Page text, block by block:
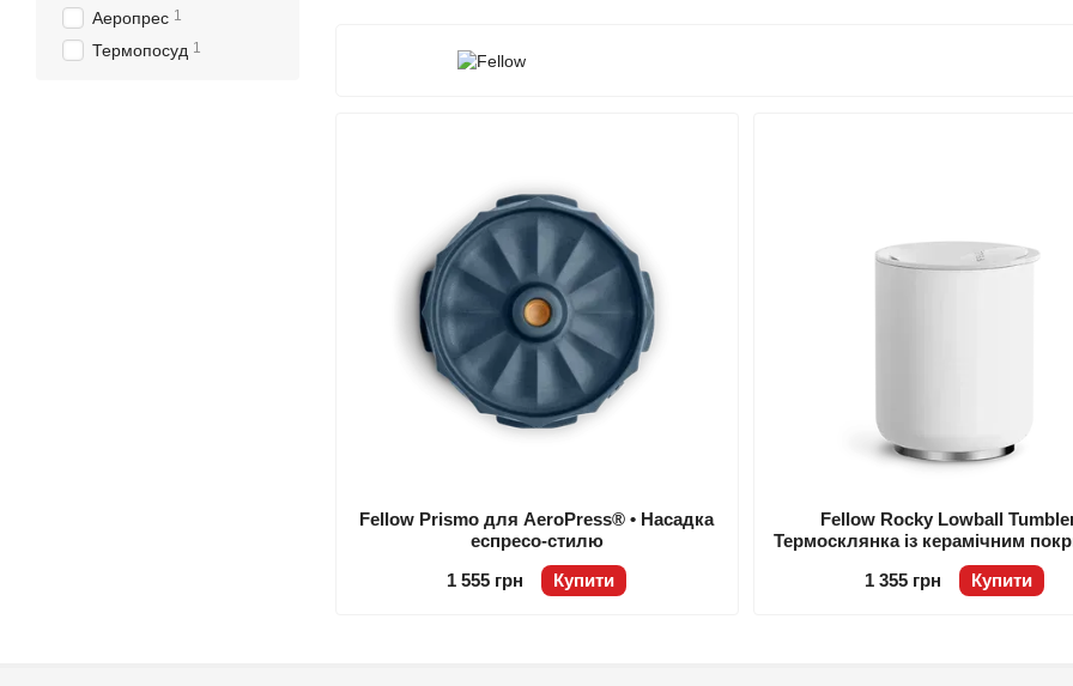
Fellow Prismo для AeroPress® • Насадка
еспресо-стилю
1 555 грн
Купити
Fellow Rocky Lowball
Термосклянка із керамічним
300 мл • Колір Матово білий
1 355 грн
Купити
Аеропрес 1
Термопосуд 1